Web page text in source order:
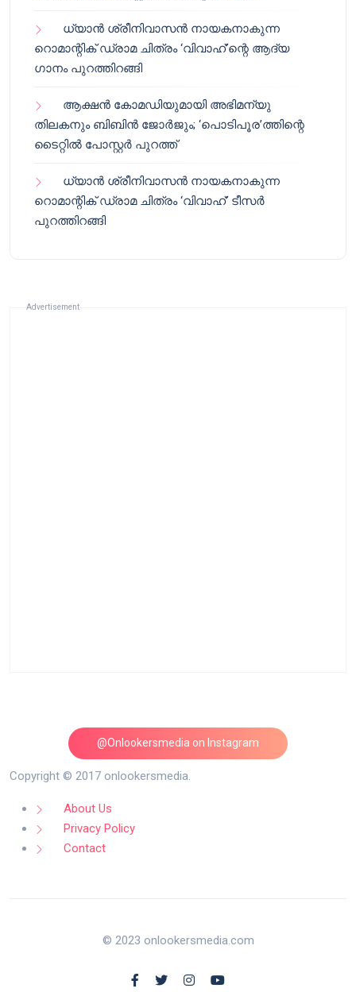
ധ്യാൻ ശ്രീനിവാസൻ നായകനാകുന്ന
റൊമാന്റിക് ഡ്രാമ ചിത്രം ‘വിവാഹ്’ന്റെ ആദ്യ
ഗാനം പുറത്തിറങ്ങി
ആക്ഷൻ കോമഡിയുമായി അഭിമന്യു
തിലകനും ബിബിൻ ജോർജും; ‘പൊടിപൂര’ത്തിന്റെ
ടൈറ്റിൽ പോസ്റ്റർ പുറത്ത്
ധ്യാൻ ശ്രീനിവാസൻ നായകനാകുന്ന
റൊമാന്റിക് ഡ്രാമ ചിത്രം ‘വിവാഹ്’ ടീസർ
പുറത്തിറങ്ങി
Advertisement
@Onlookersmedia on Instagram
Follow on Instagram
Copyright © 2017 onlookersmedia.
About Us
Privacy Policy
Contact
© 2023 onlookersmedia.com